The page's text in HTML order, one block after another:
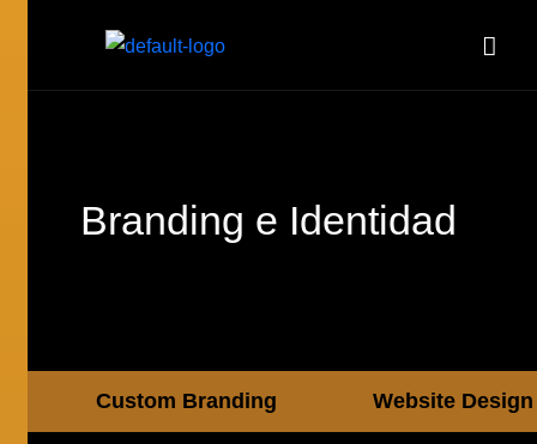
Branding e Identidad
Custom Branding Website Design